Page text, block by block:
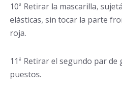
10ª Retirar la mascarilla,
elásticas, sin tocar la parte
roja.
11ª Retirar el segundo par
puestos.